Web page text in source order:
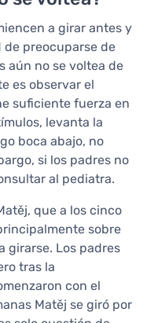
a girar antes y
de preocuparse de
aún no se voltea de
es observar el
suficiente fuerza en
levanta la
boca abajo, no
si los padres no
al pediatra.
que a los cinco
sobre
girarse. Los padres
tras la
con el
Matěj se giró por